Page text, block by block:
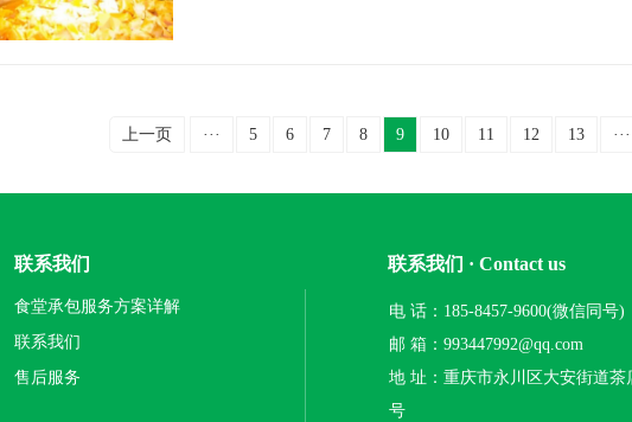
上一页 ··· 5 6 7 8 9 10 11 12 13 ···
联系我们
食堂承包服务方案详解
联系我们
售后服务
联系我们 · Contact us
电 话：185-8457-9600(微信同号)
邮 箱：993447992@qq.com
地 址：重庆市永川区大安街道茶
号